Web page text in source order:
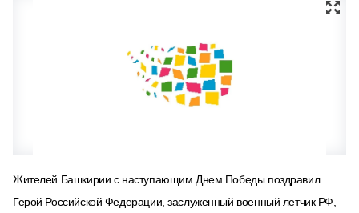
Жителей Башкирии с наступающим Днем Победы поздравил
Герой Российской Федерации, заслуженный военный летчик РФ,